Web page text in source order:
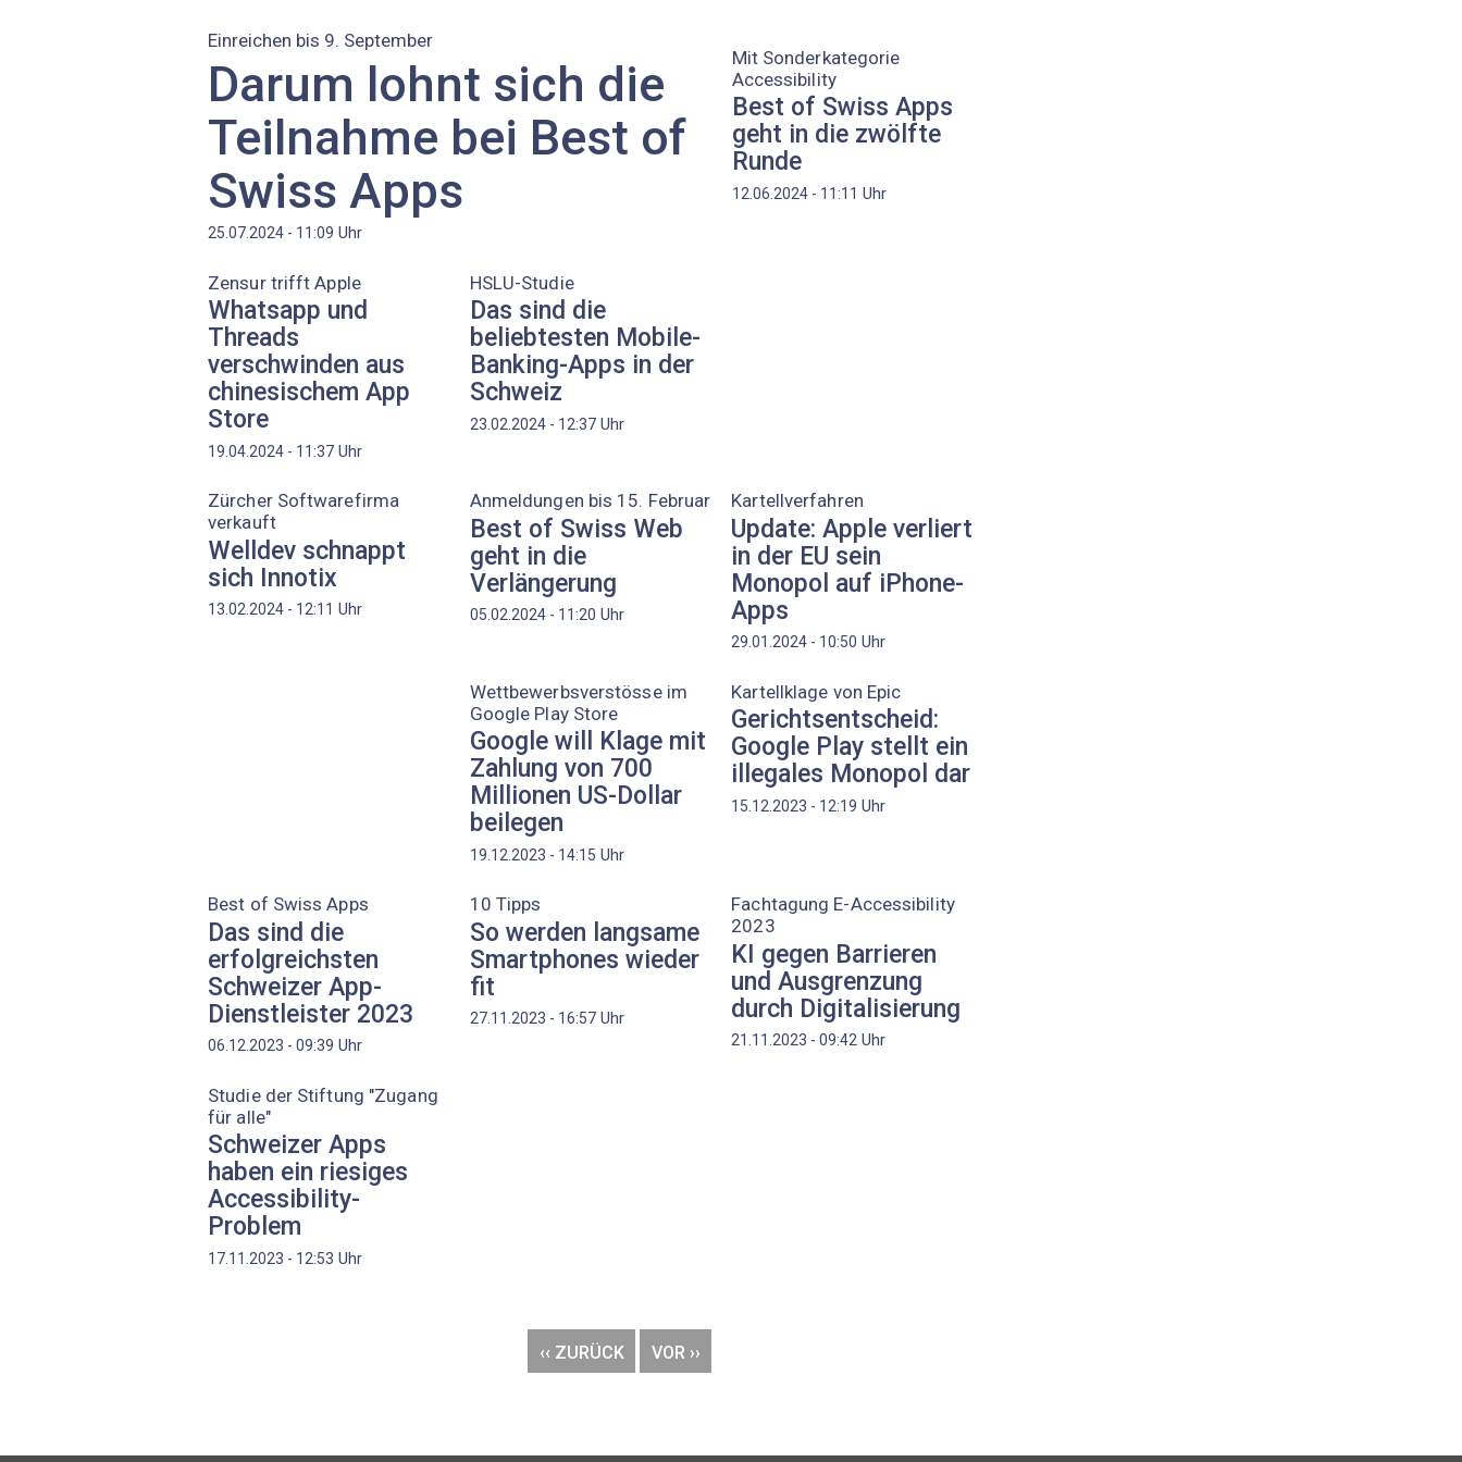
Einreichen bis 9. September
Darum lohnt sich die
Teilnahme bei Best of
Swiss Apps
25.07.2024 - 11:09 Uhr
Mit Sonderkategorie
Accessibility
Best of Swiss Apps
geht in die zwölfte
Runde
12.06.2024 - 11:11 Uhr
Zensur trifft Apple
Whatsapp und
Threads
verschwinden aus
chinesischem App
Store
19.04.2024 - 11:37 Uhr
HSLU-Studie
Das sind die
beliebtesten Mobile-
Banking-Apps in der
Schweiz
23.02.2024 - 12:37Uhr
Zürcher Softwarefirma
verkauft
Welldev schnappt
sich Innotix
13.02.2024 - 12:11 Uhr
Anmeldungen bis 15. Februar
Best of Swiss Web
geht in die
Verlängerung
05.02.2024 - 11:20 Uhr
Kartellverfahren
Update: Apple verliert
in der EU sein
Monopol auf iPhone-
Apps
29.01.2024 - 10:50 Uhr
Wettbewerbsverstösse im
Google Play Store
Google will Klage mit
Zahlung von 700
Millionen US-Dollar
beilegen
19.12.2023 - 14:15 Uhr
Kartellklage von Epic
Gerichtsentscheid:
Google Play stellt ein
illegales Monopol dar
15.12.2023 - 12:19 Uhr
Best of Swiss Apps
Das sind die
erfolgreichsten
Schweizer App-
Dienstleister 2023
06.12.2023 - 09:39 Uhr
10 Tipps
So werden langsame
Smartphones wieder
fit
27.11.2023 - 16:57Uhr
Fachtagung E-Accessibility
2023
KI gegen Barrieren
und Ausgrenzung
durch Digitalisierung
21.11.2023 - 09:42 Uhr
Studie der Stiftung "Zugang
für alle"
Schweizer Apps
haben ein riesiges
Accessibility-
Problem
17.11.2023 - 12:53 Uhr
VORHERIGE
SEITE
‹‹ ZURÜCK
NÄCHSTE
SEITE
VOR ››